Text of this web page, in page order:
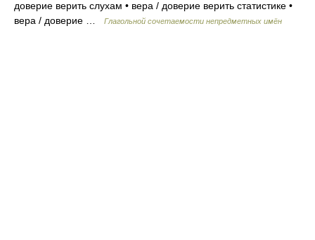
доверие верить слухам • вера / доверие верить статистике •
вера / доверие …
Глагольной сочетаемости непредметных имён